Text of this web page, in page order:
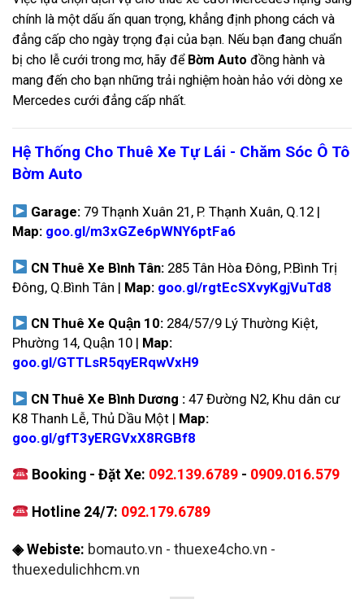
chính là một dấu ấn quan trọng, khẳng định phong cách và
đẳng cấp cho ngày trọng đại của bạn. Nếu bạn đang chuẩn
bị cho lễ cưới trong mơ, hãy để Bờm Auto đồng hành và
mang đến cho bạn những trải nghiệm hoàn hảo với dòng xe
Mercedes cưới đẳng cấp nhất.
Hệ Thống Cho Thuê Xe Tự Lái - Chăm Sóc Ô Tô
Bờm Auto
Garage: 79 Thạnh Xuân 21, P. Thạnh Xuân, Q.12 |
Map: goo.gl/m3xGZe6pWNY6ptFa6
CN Thuê Xe Bình Tân: 285 Tân Hòa Đông, P.Bình Trị
Đông, Q.Bình Tân | Map: goo.gl/rgtEcSXvyKgjVuTd8
CN Thuê Xe Quận 10: 284/57/9 Lý Thường Kiệt,
Phường 14, Quận 10 | Map:
goo.gl/GTTLsR5qyERqwVxH9
CN Thuê Xe Bình Dương :47 Đường N2, Khu dân cư
K8 Thanh Lễ, Thủ Dầu Một | Map:
goo.gl/gfT3yERGVxX8RGBf8
Booking - Đặt Xe: 092.139.6789 - 0909.016.579
Hotline 24/7: 092.179.6789
◈ Webiste: bomauto.vn - thuexe4cho.vn -
thuexedulichhcm.vn